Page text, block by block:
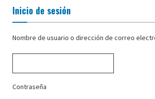
Inicio de sesión
Nombre de usuario o dirección de correo
Contraseña